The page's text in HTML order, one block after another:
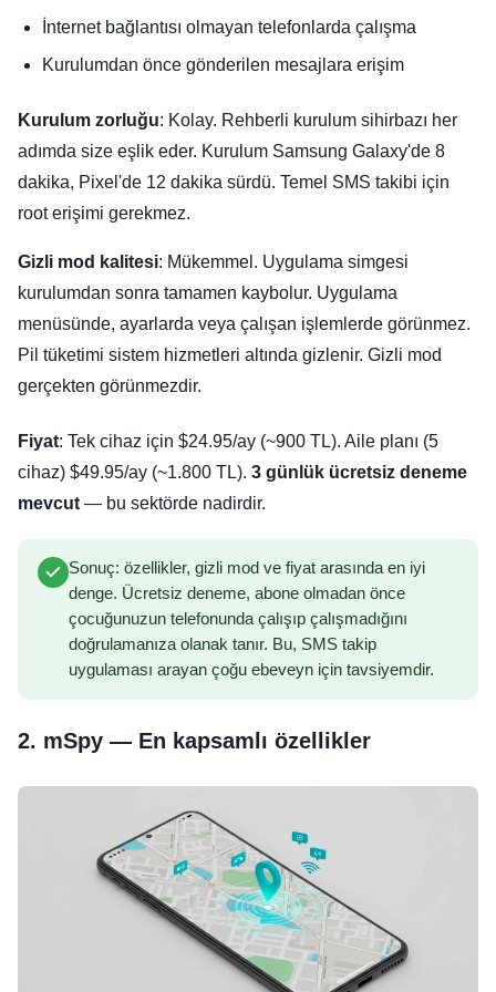
İnternet bağlantısı olmayan telefonlarda çalışma
Kurulumdan önce gönderilen mesajlara erişim
Kurulum zorluğu: Kolay. Rehberli kurulum sihirbazı her
adımda size eşlik eder. Kurulum Samsung Galaxy'de 8
dakika, Pixel'de 12 dakika sürdü. Temel SMS takibi için
root erişimi gerekmez.
Gizli mod kalitesi: Mükemmel. Uygulama simgesi
kurulumdan sonra tamamen kaybolur. Uygulama
menüsünde, ayarlarda veya çalışan işlemlerde görünmez.
Pil tüketimi sistem hizmetleri altında gizlenir. Gizli mod
gerçekten görünmezdir.
Fiyat: Tek cihaz için $24.95/ay (~900 TL). Aile planı (5
cihaz) $49.95/ay (~1.800 TL). 3 günlük ücretsiz deneme
mevcut — bu sektörde nadirdir.
Sonuç: özellikler, gizli mod ve fiyat arasında en iyi
denge. Ücretsiz deneme, abone olmadan önce
çocuğunuzun telefonunda çalışıp çalışmadığını
doğrulamanıza olanak tanır. Bu, SMS takip
uygulaması arayan çoğu ebeveyn için tavsiyemdir.
2. mSpy — En kapsamlı özellikler